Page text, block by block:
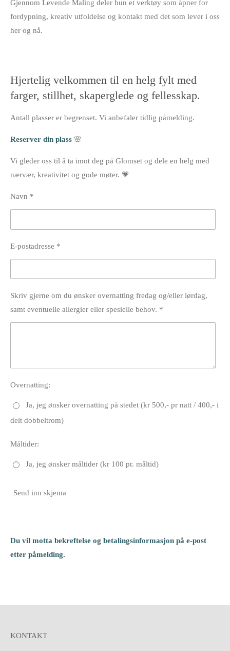
Gjennom Levende Maling deler hun et verktøy som åpner for
fordypning, kreativ utfoldelse og kontakt med det som lever i oss
her og nå.
Hjertelig velkommen til en helg fylt med
farger, stillhet, skaperglede og fellesskap.
Antall plasser er begrenset. Vi anbefaler tidlig påmelding.
Reserver din plass 🌸
Vi gleder oss til å ta imot deg på Glomset og dele en helg med
nærvær, kreativitet og gode møter. 💗
Navn *
E-postadresse *
Skriv gjerne om du ønsker overnatting fredag og/eller lørdag,
samt eventuelle allergier eller spesielle behov. *
Overnatting:
Ja, jeg ønsker overnatting på stedet (kr 500,- pr natt / 400,- i
delt dobbeltrom)
Måltider:
Ja, jeg ønsker måltider (kr 100 pr. måltid)
Send inn skjema
Du vil motta bekreftelse og betalingsinformasjon på e-post
etter påmelding.
KONTAKT